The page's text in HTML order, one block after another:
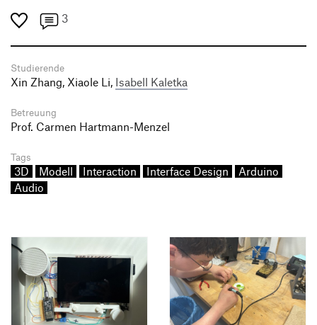
3
Studierende
Xin Zhang, Xiaole Li, Isabell Kaletka
Betreuung
Prof. Carmen Hartmann-Menzel
Tags
3D Modell Interaction Interface Design
Arduino
Audio